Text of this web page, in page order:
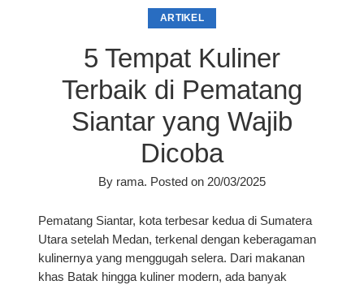
ARTIKEL
5 Tempat Kuliner
Terbaik di Pematang
Siantar yang Wajib
Dicoba
By rama. Posted on 20/03/2025
Pematang Siantar, kota terbesar kedua di Sumatera
Utara setelah Medan, terkenal dengan keberagaman
kulinernya yang menggugah selera. Dari makanan
khas Batak hingga kuliner modern, ada banyak